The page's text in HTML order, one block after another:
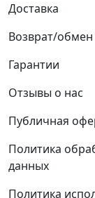
Доставка
Возврат/обмен
Гарантии
Отзывы о нас
Публичная
Политика
данных
Политика